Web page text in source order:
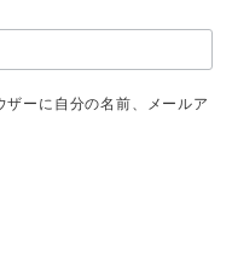
ーに自分の名前、メールア